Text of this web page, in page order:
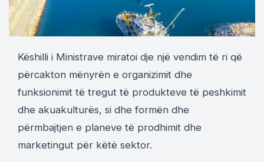
Këshilli i Ministrave miratoi dje një vendim të ri që
përcakton mënyrën e organizimit dhe
funksionimit të tregut të produkteve të peshkimit
dhe akuakulturës, si dhe formën dhe
përmbajtjen e planeve të prodhimit dhe
marketingut për këtë sektor.